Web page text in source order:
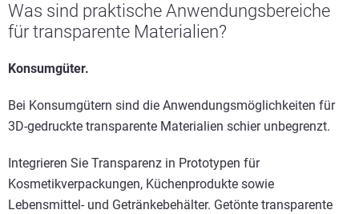
Was sind praktische Anwendungsbereiche
für transparente Materialien?
Konsumgüter.
Bei Konsumgütern sind die Anwendungsmöglichkeiten für
3D-gedruckte transparente Materialien schier unbegrenzt.
Integrieren Sie Transparenz in Prototypen für
Kosmetikverpackungen, Küchenprodukte sowie
Lebensmittel- und Getränkebehälter. Getönte transparente